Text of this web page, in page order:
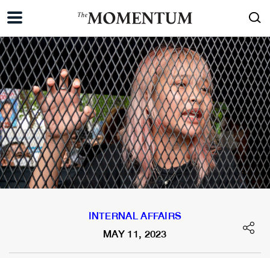
INTERNAL AFFAIRS
MAY 11, 2023